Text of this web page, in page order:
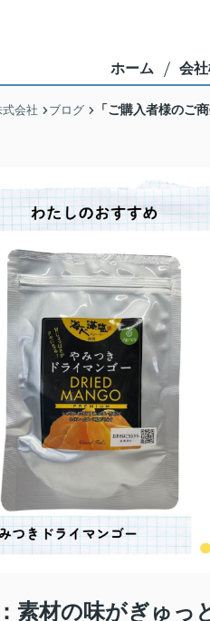
ホーム 会
会社 ブログ 「ご購入者様のご
素材の味がぎゅ